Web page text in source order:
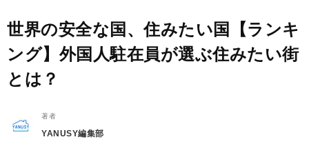
世界の安全な国、住みたい国【ランキ
ング】外国人駐在員が選ぶ住みたい街
とは？
著者
YANUSY編集部